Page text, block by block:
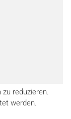
reduzieren.
werden.